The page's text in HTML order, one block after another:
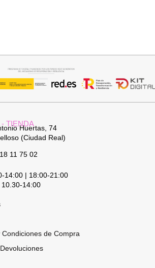
- TIENDAHuertas, 74
(Ciudad Real)
11 75 02
14:00 | 18:00-21:00
10.30-14:00
de Compra